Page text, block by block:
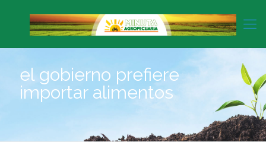
el gobierno prefiere
importar alimentos